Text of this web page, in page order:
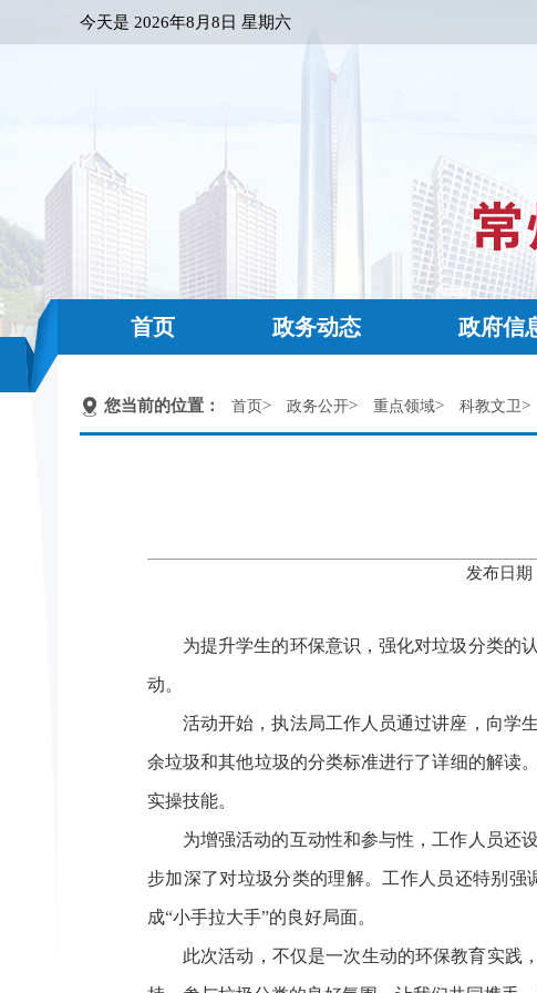
今天是 2026年8月8日 星期六
首页 政务动态 政府信
您当前的位置： 首页> 政务公开> 重点领域> 科教文卫>
发布日
为提升学生的环保意识，强化对垃圾分类的
动。
活动开始，执法局工作人员通过讲座，向学
余垃圾和其他垃圾的分类标准进行了详细的解读
实操技能。
为增强活动的互动性和参与性，工作人员还
步加深了对垃圾分类的理解。工作人员还特别
成“小手拉大手”的良好局面。
此次活动，不仅是一次生动的环保教育实践